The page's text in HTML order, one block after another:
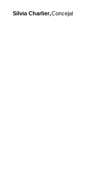
Silvia Charlier,Concejal